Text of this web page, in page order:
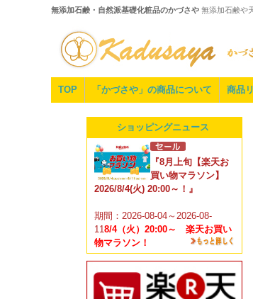
無添加石鹸・自然派基礎化粧品のかづさや 無添加石鹸や
TOP 「かづさや」の商品について 商品
ショッピングニュース
『8月上旬【楽天お
買い物マラソン】
2026/8/4(火) 20:00～！』
期間：2026-08-04～2026-08-
118/4（火）20:00～ 楽天お買い
物マラソン！